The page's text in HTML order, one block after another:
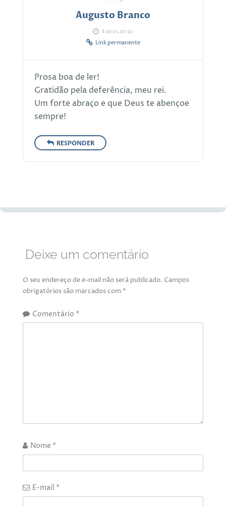
Augusto Branco
4 anos atrás
Link permanente
Prosa boa de ler!
Gratidão pela deferência, meu rei.
Um forte abraço e que Deus te abençoe
sempre!
RESPONDER
Deixe um comentário
O seu endereço de e-mail não será publicado. Campos
obrigatórios são marcados com *
Comentário *
Nome *
E-mail *